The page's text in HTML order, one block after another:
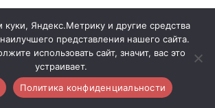
«экономическую модель»
новых людей. По
токена выстраивалась не
а сеть продавцов мечты о
Яндекс.Метрику и другие средства
представления нашего сайта.
использовать сайт, значит, вас это
устраивает.
Политика конфиденциальности